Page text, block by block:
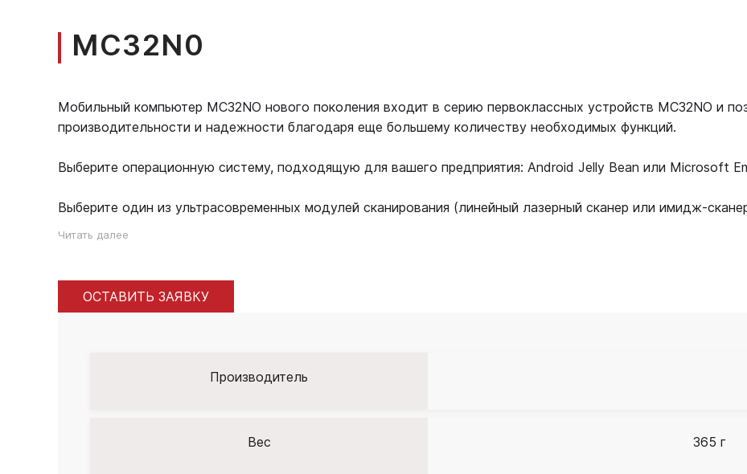
MC32N0
Мобильный компьютер MC32NO нового поколения входит в серию первоклассных устройств MC32NO и
производительности и надежности благодаря еще большему количеству необходимых функций.
Выберите операционную систему, подходящую для вашего предприятия: Android Jelly Bean или Microsoft
Выберите один из ультрасовременных модулей сканирования (линейный лазерный сканер или имидж-
Читать далее
ОСТАВИТЬ ЗАЯВКУ
Производитель
Вес 365 г